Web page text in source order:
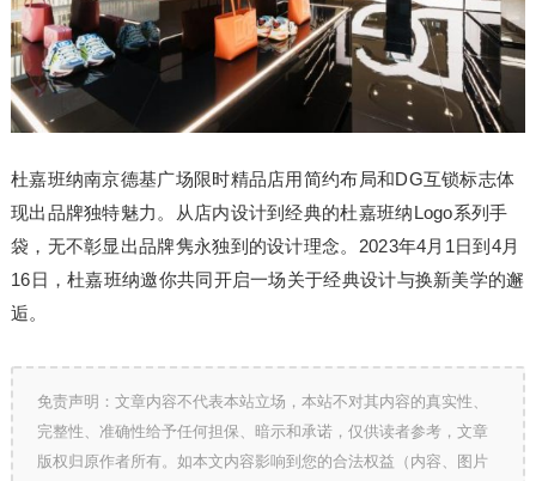
杜嘉班纳南京德基广场限时精品店用简约布局和DG互锁标志体
现出品牌独特魅力。从店内设计到经典的杜嘉班纳Logo系列手
袋，无不彰显出品牌隽永独到的设计理念。2023年4月1日到4月
16日，杜嘉班纳邀你共同开启一场关于经典设计与换新美学的邂
逅。
免责声明：文章内容不代表本站立场，本站不对其内容的真实性、
完整性、准确性给予任何担保、暗示和承诺，仅供读者参考，文章
版权归原作者所有。如本文内容影响到您的合法权益（内容、图片